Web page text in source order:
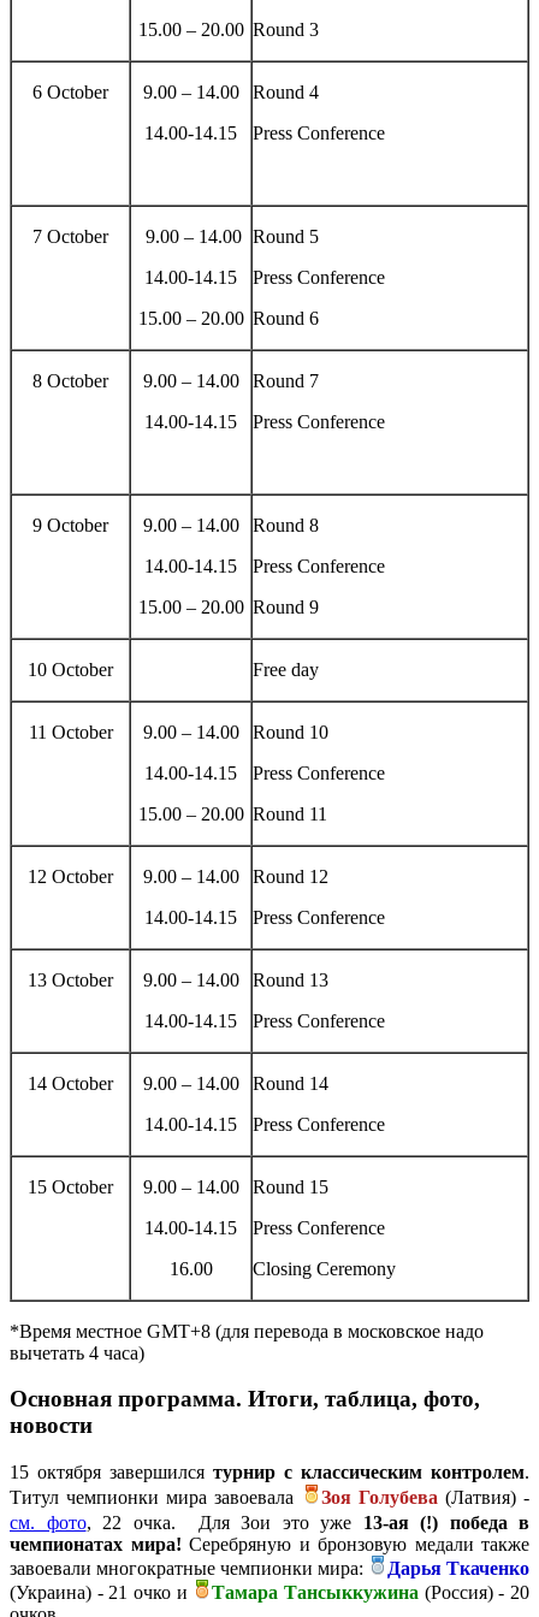
15.00 – 20.00 Round 3
6 October
9.00 – 14.00
14.00-14.15
Round 4
Press Conference
7 October
9.00 – 14.00
14.00-14.15
15.00 – 20.00
Round 5
Press Conference
Round 6
8 October
9.00 – 14.00
14.00-14.15
Round 7
Press Conference
9 October
9.00 – 14.00
14.00-14.15
15.00 – 20.00
Round 8
Press Conference
Round 9
10 October Free day
11 October
9.00 – 14.00
14.00-14.15
15.00 – 20.00
Round 10
Press Conference
Round 11
12 October
9.00 – 14.00
14.00-14.15
Round 12
Press Conference
13 October
9.00 – 14.00
14.00-14.15
Round 13
Press Conference
14 October
9.00 – 14.00
14.00-14.15
Round 14
Press Conference
15 October
9.00 – 14.00
14.00-14.15
16.00
Round 15
Press Conference
Closing Ceremony
*Время местное GMT+8 (для перевода в московское надо
вычетать 4 часа)
Основная программа. Итоги, таблица, фото,
новости
15 октября завершился турнир с классическим контролем.
Титул чемпионки мира завоевала
Зоя Голубева (Латвия) -
см. фото, 22 очка. Для Зои это уже 13-ая (!) победа в
чемпионатах мира! Серебряную и бронзовую медали также
завоевали многократные чемпионки мира:
Дарья Ткаченко
(Украина) - 21 очко и
Тамара Тансыккужина (Россия) - 20